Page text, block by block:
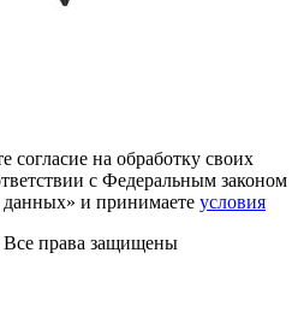
согласие на обработку своих
с Федеральным законом
и принимаете условия
Все права защищены